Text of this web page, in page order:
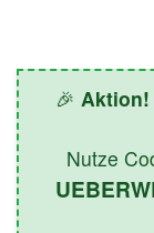
🎉 Aktion!
Nutze